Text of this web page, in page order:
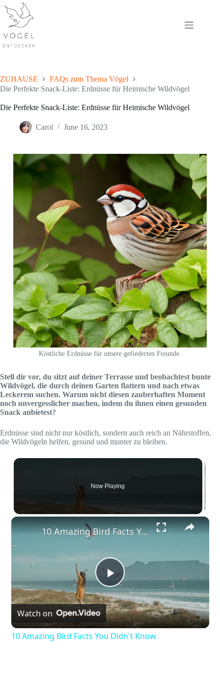
content
ZUHAUSE
FAQs zum Thema Vögel
Die Perfekte Snack-Liste: Erdnüsse für Heimische Wildvögel
Die Perfekte Snack-Liste: Erdnüsse für Heimische Wildvögel
Carol June 16, 2023
Köstliche Erdnüsse für unsere gefiederten Freunde.
Stell dir vor, du sitzt auf deiner Terrasse und beobachtest bunte
Wildvögel, die durch deinen Garten flattern und nach etwas
Leckerem suchen. Warum nicht diesen zauberhaften Moment
noch unvergesslicher machen, indem du ihnen einen gesunden
Snack anbietest?
Erdnüsse sind nicht nur köstlich, sondern auch reich an Nährstoffen,
die Wildvögeln helfen, gesund und munter zu bleiben.
Now Playing
×
P
l
10 Amazing Bird Facts You Didn't Know
Watch on
10 Amazing Bird Facts You Didn't Know